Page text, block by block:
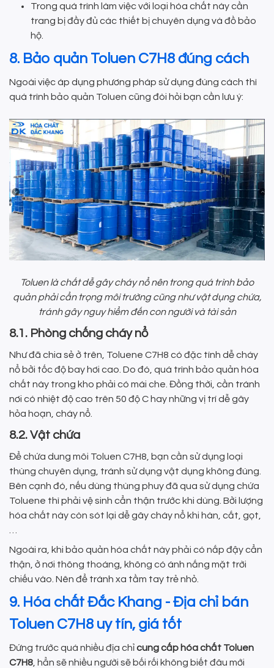
Trong quá trình làm việc với loại hóa chất này cần
trang bị đầy đủ các thiết bị chuyên dụng và đồ bảo
hộ.
8. Bảo quản Toluen C7H8 đúng cách
Ngoài việc áp dụng phương pháp sử dụng đúng cách thì
quá trình bảo quản Toluen cũng đòi hỏi bạn cần lưu ý:
Toluen là chất dễ gây cháy nổ nên trong quá trình bảo
quản phải cẩn trọng môi trường cũng như vật dụng chứa,
tránh gây nguy hiểm đến con người và tài sản
8.1. Phòng chống cháy nổ
Như đã chia sẻ ở trên, Toluene C7H8 có đặc tính dễ cháy
nổ bởi tốc độ bay hơi cao. Do đó, quá trình bảo quản hóa
chất này trong kho phải có mái che. Đồng thời, cần tránh
nơi có nhiệt độ cao trên 50 độ C hay những vị trí dễ gây
hỏa hoạn, cháy nổ.
8.2. Vật chứa
Để chứa dung môi Toluen C7H8, bạn cần sử dụng loại
thùng chuyên dụng, tránh sử dụng vật dụng không đúng.
Bên cạnh đó, nếu dùng thùng phuy đã qua sử dụng chứa
Toluene thì phải vệ sinh cẩn thận trước khi dùng. Bởi lượng
hóa chất này còn sót lại dễ gây cháy nổ khi hàn, cắt, gọt,
Ngoài ra, khi bảo quản hóa chất này phải có nắp đậy cẩn
thận, ở nơi thông thoáng, không có ánh nắng mặt trời
chiếu vào. Nên để tránh xa tầm tay trẻ nhỏ.
9. Hóa chất Đắc Khang - Địa chỉ bán
Toluen C7H8 uy tín, giá tốt
Đứng trước quá nhiều địa chỉcung cấp hóa chất Toluen
C7H8 , hẳn sẽ nhiều người sẽ bối rối không biết đâu mới